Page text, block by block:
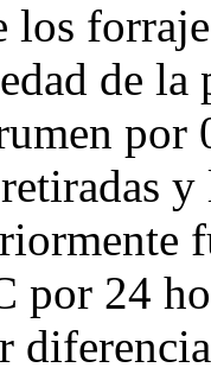
los
de
por
y
por 24